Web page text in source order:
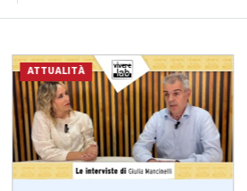
ATTUALITÀ